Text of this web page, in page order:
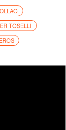
TOSELLI